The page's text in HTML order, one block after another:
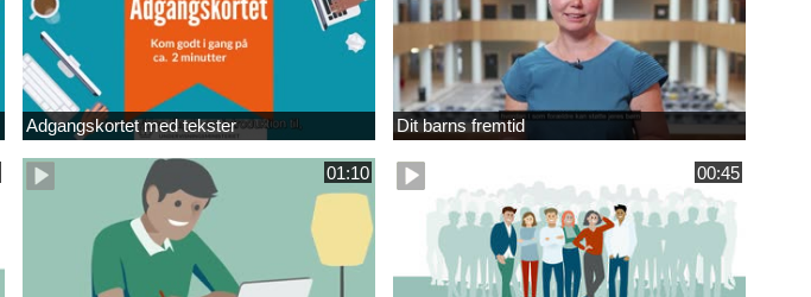
Adgangskortet med tekster Dit barns fremtid
01:10 00:45